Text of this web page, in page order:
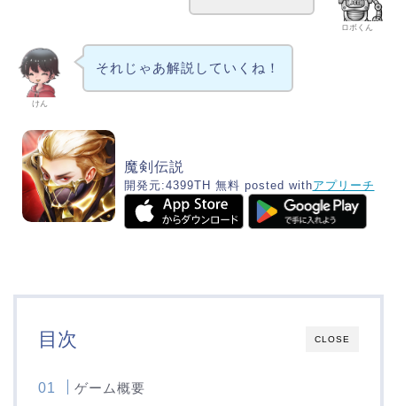
ロボくん
けん
それじゃあ解説していくね！
魔剣伝説
開発元:4399TH 無料 posted withアプリーチ
CLOSE
目次
ゲーム概要